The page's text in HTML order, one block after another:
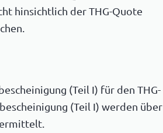
hinsichtlich der THG-Quote
(Teil I) für den THG-
(Teil I) werden über